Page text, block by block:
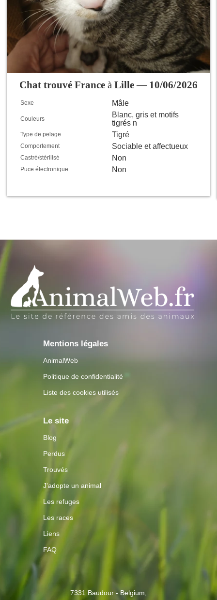
Chat trouvé France à Lille— 10/06/2026
Sexe Mâle
Couleurs
Blanc, gris et motifs
tigrés n
Type de pelage Tigré
Comportement Sociable et affectueux
Castré/stérilisé Non
Puce électronique Non
Mentions légales
AnimalWeb
Politique de confidentialité
Liste des cookies utilisés
Le site
Blog
Perdus
Trouvés
J'adopte un animal
Les refuges
Les races
Liens
FAQ
Contactez-
7331 Baudour - Belgium,